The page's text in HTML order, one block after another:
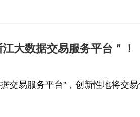
大数据交易服务平台＂！
交易服务平台”，创新性地将交